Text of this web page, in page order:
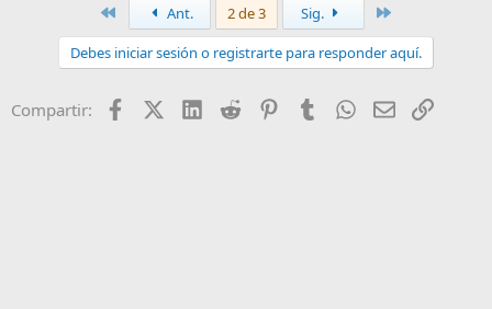
PrimeroAnt. 2 de 3 Sig.
Debes iniciar sesión o registrarte para responder aquí.
Compartir: FacebookX (Twitter)
LinkedIn
Reddit PinterestTumblr WhatsApp
EmailEnlace